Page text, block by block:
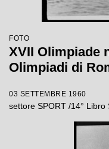
FOTO
XVII Olimpiade
Olimpiadi di
03 SETTEMBRE 1960
settore SPORT /14°